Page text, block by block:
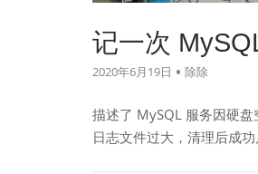
记一次
2020年6月19日 除除
描述了 MySQL 服务因硬
日志文件过大，清理后成